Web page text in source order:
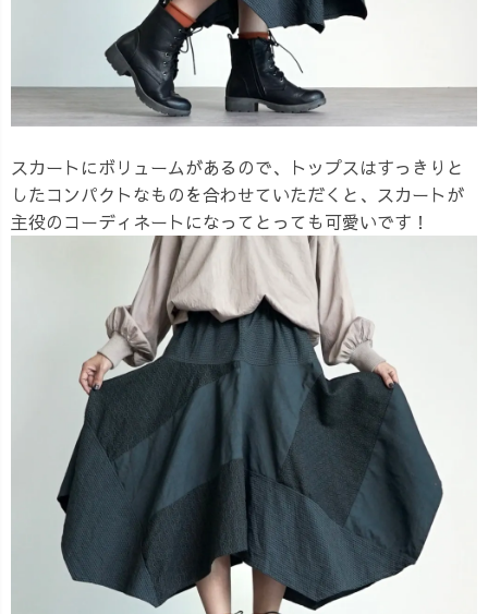
スカートにボリュームがあるので、トップスはすっきりと
したコンパクトなものを合わせていただくと、スカートが
主役のコーディネートになってとっても可愛いです！